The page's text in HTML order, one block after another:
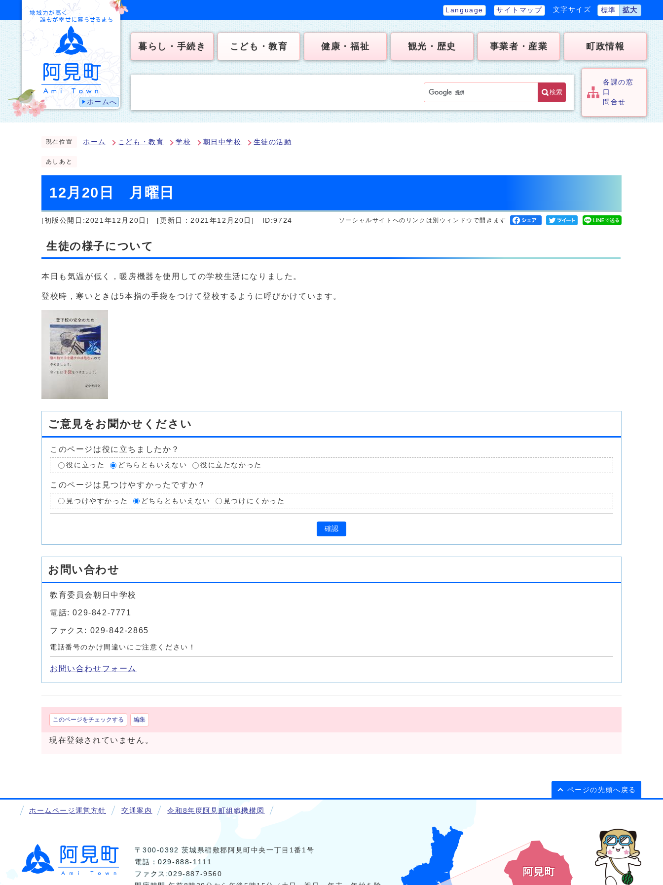
ホームへ
Language サイトマップ 文字サイズ 標準 拡大
暮らし・手続き こども・教育 健康・福祉 観光・歴史 事業者・産業 町政情報
検索
各課の窓
口
問合せ
現在位置 ホーム こども・教育 学校 朝日中学校 生徒の活動
あしあと
12月20日 月曜日
[初版公開日:2021年12月20日] [更新日：2021年12月20日] ID:9724 ソーシャルサイトへのリンクは別ウィンドウで開きます
生徒の様子について
本日も気温が低く，暖房機器を使用しての学校生活になりました。
登校時，寒いときは5本指の手袋をつけて登校するように呼びかけています。
ご意見をお聞かせください
このページは役に立ちましたか？
役に立った どちらともいえない 役に立たなかった
このページは見つけやすかったですか？
見つけやすかった どちらともいえない 見つけにくかった
確認
お問い合わせ
教育委員会朝日中学校
電話: 029-842-7771
ファクス: 029-842-2865
電話番号のかけ間違いにご注意ください！
お問い合わせフォーム
このページをチェックする 編集
現在登録されていません。
ページの先頭へ戻る
ホームページ運営方針 交通案内 令和8年度阿見町組織機構図
〒300-0392 茨城県稲敷郡阿見町中央一丁目1番1号
電話：029-888-1111
ファクス:029-887-9560